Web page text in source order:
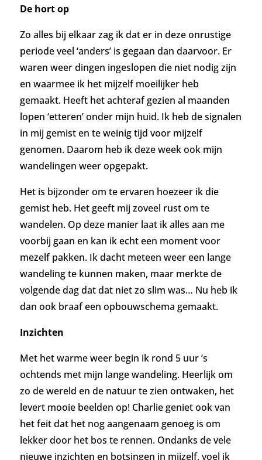
De hort op
Zo alles bij elkaar zag ik dat er in deze onrustige
periode veel ‘anders’ is gegaan dan daarvoor. Er
waren weer dingen ingeslopen die niet nodig zijn
en waarmee ik het mijzelf moeilijker heb
gemaakt. Heeft het achteraf gezien al maanden
lopen ‘etteren’ onder mijn huid. Ik heb de signalen
in mij gemist en te weinig tijd voor mijzelf
genomen. Daarom heb ik deze week ook mijn
wandelingen weer opgepakt.
Het is bijzonder om te ervaren hoezeer ik die
gemist heb. Het geeft mij zoveel rust om te
wandelen. Op deze manier laat ik alles aan me
voorbij gaan en kan ik echt een moment voor
mezelf pakken. Ik dacht meteen weer een lange
wandeling te kunnen maken, maar merkte de
volgende dag dat dat niet zo slim was… Nu heb ik
dan ook braaf een opbouwschema gemaakt.
Inzichten
Met het warme weer begin ik rond 5 uur ’s
ochtends met mijn lange wandeling. Heerlijk om
zo de wereld en de natuur te zien ontwaken, het
levert mooie beelden op! Charlie geniet ook van
het feit dat het nog aangenaam genoeg is om
lekker door het bos te rennen. Ondanks de vele
nieuwe inzichten en botsingen in mijzelf, voel ik